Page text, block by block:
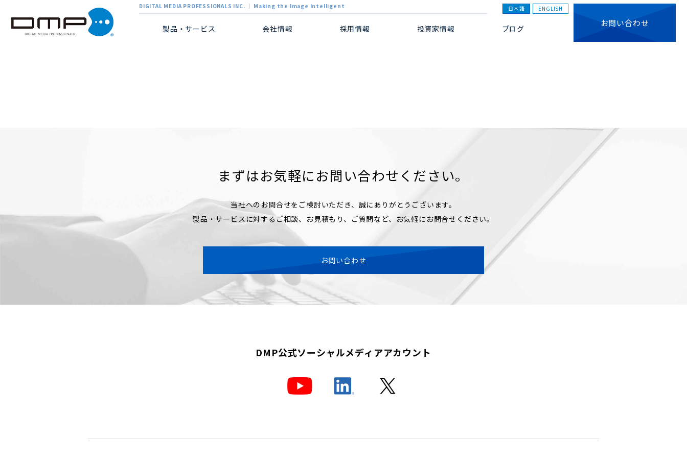
DIGITAL MEDIA PROFESSIONALS INC. ｜ Making the Image Intelligent 日本語 ENGLISH
製品・サービス 会社情報 採用情報 投資家情報 ブログ
お問い合わせ
まずはお気軽にお問い合わせください。
当社へのお問合せをご検討いただき、誠にありがとうございます。
製品・サービスに対するご相談、お見積もり、ご質問など、お気軽にお問合せください。
お問い合わせ
DMP公式ソーシャルメディアアカウント